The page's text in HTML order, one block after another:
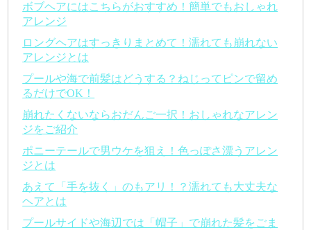
ボブヘアにはこちらがおすすめ！簡単でもおしゃれ
アレンジ
ロングヘアはすっきりまとめて！濡れても崩れない
アレンジとは
プールや海で前髪はどうする？ねじってピンで留め
るだけでOK！
崩れたくないならおだんご一択！おしゃれなアレン
ジをご紹介
ポニーテールで男ウケを狙え！色っぽさ漂うアレン
ジとは
あえて「手を抜く」のもアリ！？濡れても大丈夫な
ヘアとは
プールサイドや海辺では「帽子」で崩れた髪をごま